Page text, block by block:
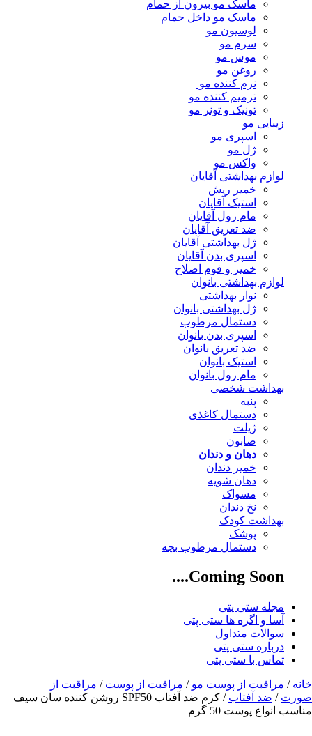
ماسک مو بیرون از حمام
ماسک مو داخل حمام
لوسیون مو
سرم مو
موس مو
روغن مو
نرم کننده مو
ترمیم کننده مو
تونیک و تونر مو
زیبایی مو
اسپری مو
ژل مو
واکس مو
لوازم بهداشتی آقایان
خمیر ریش
استیک آقایان
مام رول آقایان
ضد تعریق آقایان
ژل بهداشتی آقایان
اسپری بدن آقایان
خمیر و فوم اصلاح
لوازم بهداشتی بانوان
نوار بهداشتی
ژل بهداشتی بانوان
دستمال مرطوب
اسپری بدن بانوان
ضد تعریق بانوان
استیک بانوان
مام رول بانوان
بهداشت شخصی
پنبه
دستمال کاغذی
ژیلت
صابون
دهان و دندان
خمیر دندان
دهان شویه
مسواک
نخ دندان
بهداشت کودک
پوشک
دستمال مرطوب بچه
Coming Soon....
مجله ستی پتی
آسا و اگره ها ستی پتی
سوالات متداول
درباره ستی پتی
تماس با ستی پتی
خانه / مراقبت از پوست مو / مراقبت از پوست / مراقبت از
صورت / ضد آفتاب
/ کرم ضد آفتاب SPF50 روشن کننده سان سیف
مناسب انواع پوست 50 گرم